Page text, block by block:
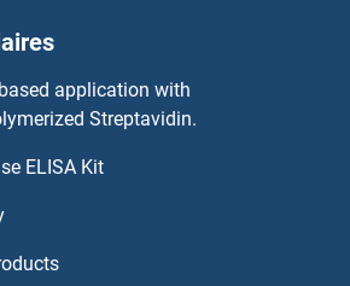
application with
Streptavidin.
ELISA Kit